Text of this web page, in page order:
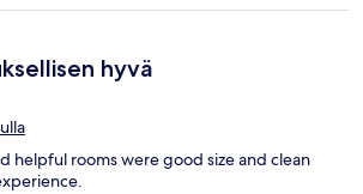
hyvä
helpful rooms were good size and clean